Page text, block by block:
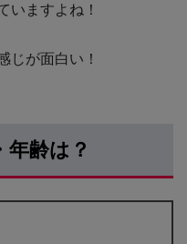
いますよね！
じが面白い！
齢は？